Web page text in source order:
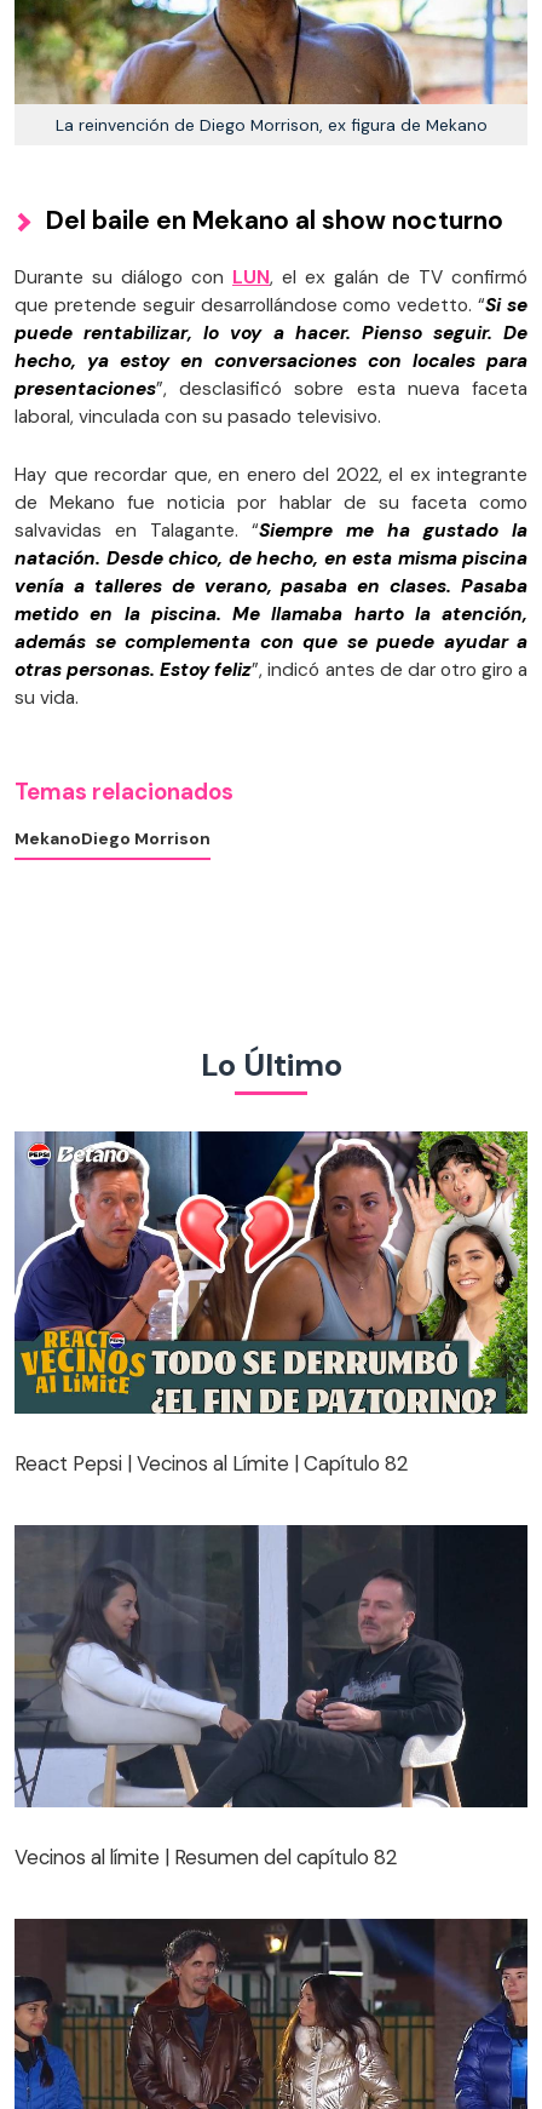
La reinvención de Diego Morrison, ex figura de Mekano
Del baile en Mekano al show nocturno
Durante su diálogo con LUN, el ex galán de TV confirmó
que pretende seguir desarrollándose como vedetto. “Si se
puede rentabilizar, lo voy a hacer. Pienso seguir. De
hecho, ya estoy en conversaciones con locales para
presentaciones”, desclasificó sobre esta nueva faceta
laboral, vinculada con su pasado televisivo.
Hay que recordar que, en enero del 2022, el ex integrante
de Mekano fue noticia por hablar de su faceta como
salvavidas en Talagante. “Siempre me ha gustado la
natación. Desde chico, de hecho, en esta misma piscina
venía a talleres de verano, pasaba en clases. Pasaba
metido en la piscina. Me llamaba harto la atención,
además se complementa con que se puede ayudar a
otras personas. Estoy feliz”, indicó antes de dar otro giro a
su vida.
Temas relacionados
MekanoDiego Morrison
Lo Último
React Pepsi | Vecinos al Límite | Capítulo 82
Vecinos al límite | Resumen del capítulo 82